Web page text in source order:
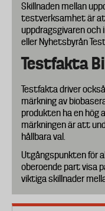
Skillnaden mellan
testverksamhet är
uppdragsgivaren
eller Nyhetsbyrån
Testfakta
Testfakta driver
märkning av
produkten ha en hög
märkningen är att
hållbara val.
Utgångspunkten för
oberoende part visa
viktiga skillnader